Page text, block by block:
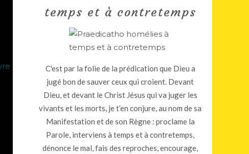
temps et à contretemps
C'est par la folie de la prédication que Dieu a
jugé bon de sauver ceux qui croient. Devant
Dieu, et devant le Christ Jésus qui va juger les
vivants et les morts, je t’en conjure, au nom de sa
Manifestation et de son Règne : proclame la
Parole, interviens à temps et à contretemps,
dénonce le mal, fais des reproches, encourage,